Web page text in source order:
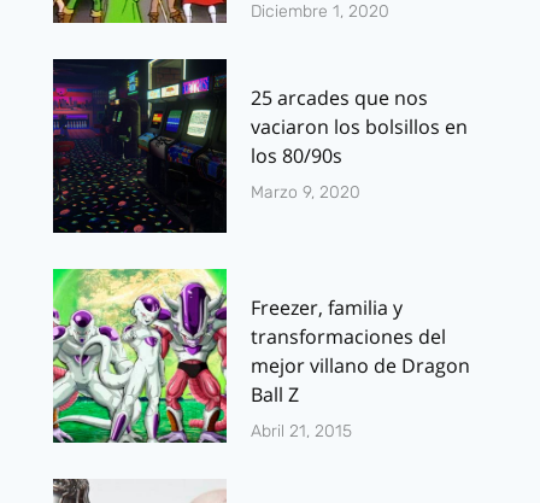
Diciembre 1, 2020
25 arcades que nos
vaciaron los bolsillos en
los 80/90s
Marzo 9, 2020
Freezer, familia y
transformaciones del
mejor villano de Dragon
Ball Z
Abril 21, 2015